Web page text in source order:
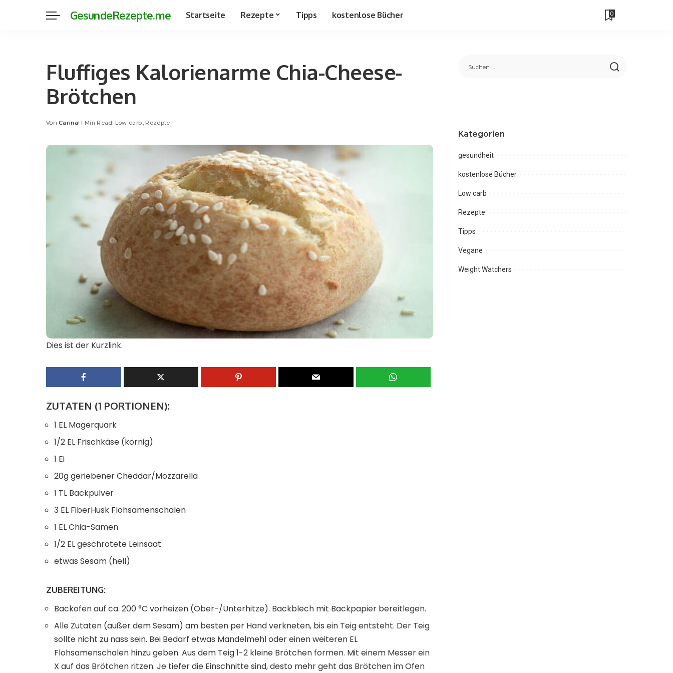
GesundeRezepte.me Startseite Rezepte Tipps kostenlose Bücher 0
Fluffiges Kalorienarme Chia-Cheese-
Brötchen
Posted
Von Carina 1 Min Read Low carb Rezepte
Dies ist der Kurzlink.
ZUTATEN (1 PORTIONEN):
1 EL Magerquark
1/2 EL Frischkäse (körnig)
1 Ei
20g geriebener Cheddar/Mozzarella
1 TL Backpulver
3 EL FiberHusk Flohsamenschalen
1 EL Chia-Samen
1/2 EL geschrotete Leinsaat
etwas Sesam (hell)
ZUBEREITUNG:
Backofen auf ca. 200 °C vorheizen (Ober-/Unterhitze). Backblech mit Backpapier bereitlegen.
Alle Zutaten (außer dem Sesam) am besten per Hand verkneten, bis ein Teig entsteht. Der Teig
sollte nicht zu nass sein. Bei Bedarf etwas Mandelmehl oder einen weiteren EL
Flohsamenschalen hinzu geben. Aus dem Teig 1-2 kleine Brötchen formen. Mit einem Messer ein
X auf das Brötchen ritzen. Je tiefer die Einschnitte sind, desto mehr geht das Brötchen im Ofen
Kategorien
gesundheit
kostenlose Bücher
Low carb
Rezepte
Tipps
Vegane
Weight Watchers